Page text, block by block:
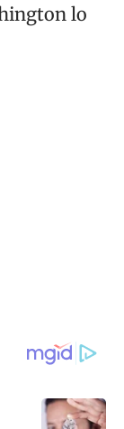
lo